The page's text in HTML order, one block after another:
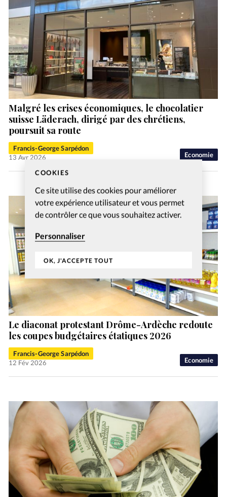
COOKIES
Ce site utilise des cookies pour améliorer
votre expérience utilisateur et vous permet
de contrôler ce que vous souhaitez activer.
Personnaliser
OK, J'ACCEPTE TOUT
Economie
Malgré les crises économiques, le chocolatier
suisse Läderach, dirigé par des chrétiens,
poursuit sa route
Francis-George Sarpédon
13 Avr 2026
Economie
Le diaconat protestant Drôme-Ardèche redoute
les coupes budgétaires étatiques 2026
Francis-George Sarpédon
12 Fév 2026